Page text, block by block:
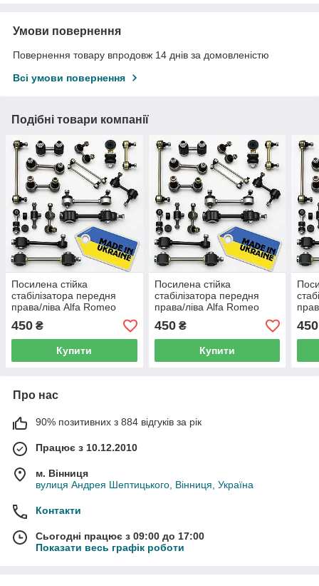
Умови повернення
Повернення товару впродовж 14 днів за домовленістю
Всі умови повернення
Подібні товари компанії
Посилена стійка
стабілізатора передня
права/ліва Alfa Romeo
156(932) (1997-2006 р.в) -
46841498, (166)
450 ₴
Купити
Посилена стійка
стабілізатора передня
права/ліва Alfa Romeo
147(937) (2000-2010 р.в) -
46841498, (166)
450₴
Купити
450
Про нас
90% позитивних з 884 відгуків за рік
Працює з 10.12.2010
м. Вінниця
вулиця Андрея Шептицького, Вінниця, Україна
Контакти
Сьогодні працює з 09:00 до 17:00
Показати весь графік роботи